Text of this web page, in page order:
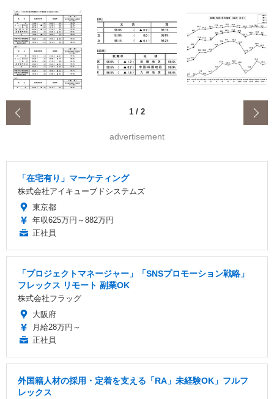
1 / 2
advertisement
「在宅有り」マーケティング
株式会社アイキューブドシステムズ
東京都
年収625万円～882万円
正社員
「プロジェクトマネージャー」「SNSプロモーション戦略」
フレックス リモート 副業OK
株式会社フラッグ
大阪府
月給28万円～
正社員
外国籍人材の採用・定着を支える「RA」未経験OK」フルフ
レックス